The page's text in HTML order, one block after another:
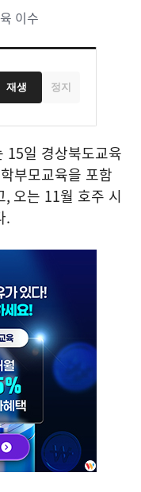
이수
재생 정지
15일 경상북도교육
학부모교육을 포함
, 오는 11월 호주 시
.